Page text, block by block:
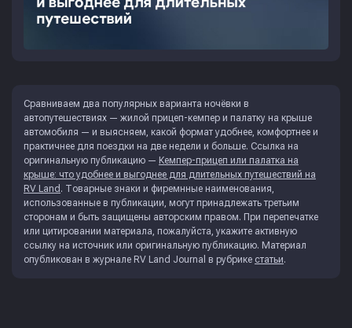
Сравниваем два популярных варианта ночёвки в
автопутешествиях — жилой прицеп-кемпер и палатку на крыше
автомобиля — и выясняем, какой формат удобнее, комфортнее и
практичнее для поездки на две недели и больше. Ссылка на
оригинальную публикацию — Кемпер-прицеп или палатка на
крыше: что удобнее и выгоднее для длительных путешествий на
RV Land . Товарные знаки и фиремнные наименования,
использованные в публикации, могут принадлежать третьим
сторонам и быть защищены авторским правом. При перепечатке
или цитировании материала, пожалуйста, укажите активную
ссылку на источник или оригинальную публикацию. Материал
опубликован в журнале RV Land Journal в рубрике статьи.